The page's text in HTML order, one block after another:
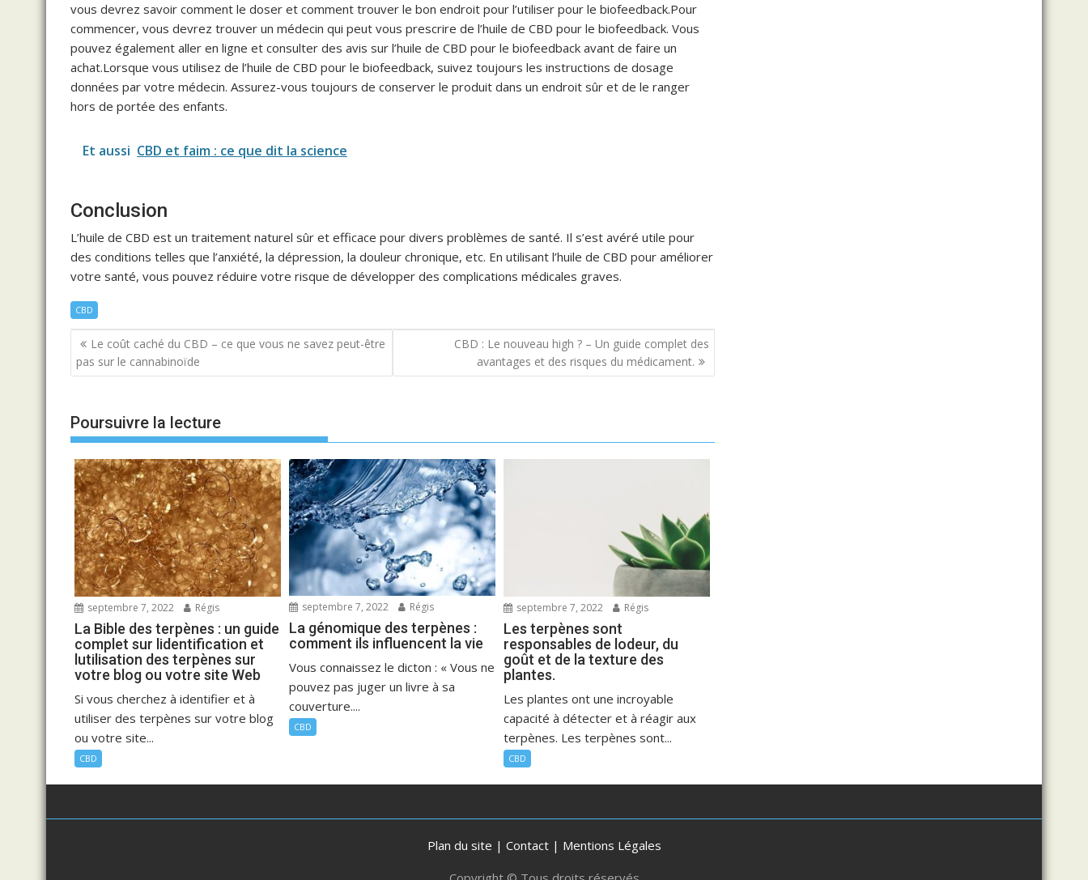
vous devrez savoir comment le doser et comment trouver le bon endroit pour l’utiliser pour le biofeedback.Pour
commencer, vous devrez trouver un médecin qui peut vous prescrire de l’huile de CBD pour le biofeedback. Vous
pouvez également aller en ligne et consulter des avis sur l’huile de CBD pour le biofeedback avant de faire un
achat.Lorsque vous utilisez de l’huile de CBD pour le biofeedback, suivez toujours les instructions de dosage
données par votre médecin. Assurez-vous toujours de conserver le produit dans un endroit sûr et de le ranger
hors de portée des enfants.
Et aussi CBD et faim : ce que dit la science
Conclusion
L’huile de CBD est un traitement naturel sûr et efficace pour divers problèmes de santé. Il s’est avéré utile pour
des conditions telles que l’anxiété, la dépression, la douleur chronique, etc. En utilisant l’huile de CBD pour améliorer
votre santé, vous pouvez réduire votre risque de développer des complications médicales graves.
CBD
Navigation
de
l’article
Le coût caché du CBD – ce que vous ne savez peut-être
pas sur le cannabinoïde
CBD : Le nouveau high ? – Un guide complet des
avantages et des risques du médicament.
Poursuivre la lecture
septembre 7, 2022 Régis
La Bible des terpènes : un guide
complet sur lidentification et
lutilisation des terpènes sur
votre blog ou votre site Web
Si vous cherchez à identifier et à
utiliser des terpènes sur votre blog
ou votre site...
CBD
septembre 7, 2022 Régis
La génomique des terpènes :
comment ils influencent la vie
Vous connaissez le dicton : « Vous ne
pouvez pas juger un livre à sa
couverture....
CBD
septembre 7, 2022 Régis
Les terpènes sont
responsables de lodeur, du
goût et de la texture des
plantes.
Les plantes ont une incroyable
capacité à détecter et à réagir aux
terpènes. Les terpènes sont...
CBD
Plan du site | Contact| Mentions Légales